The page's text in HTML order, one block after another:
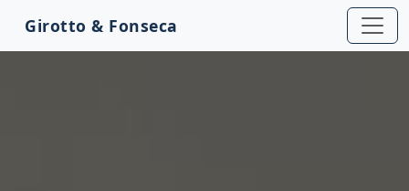
Girotto & Fonseca